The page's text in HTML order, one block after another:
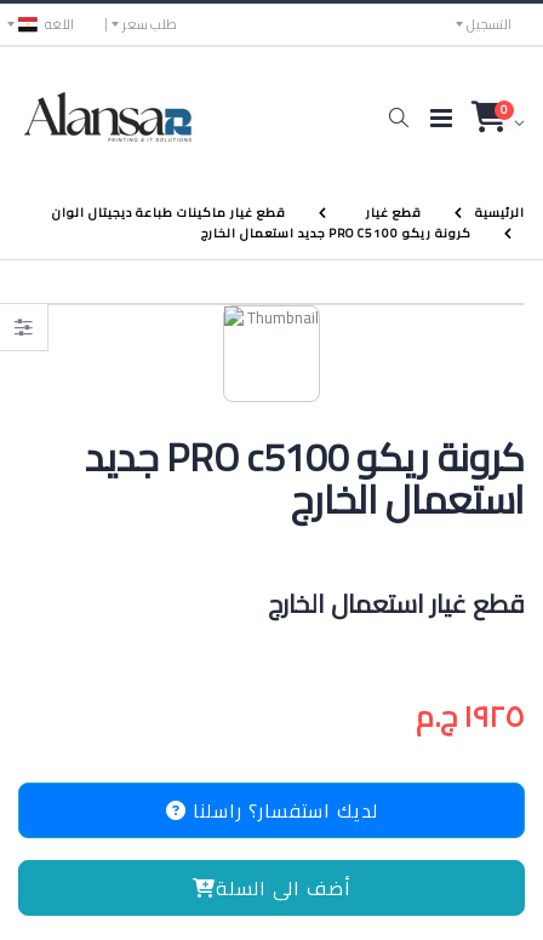
اللغه طلب سعر التسجيل
0
الرئيسية قطع غيار
قطع غيار ماكينات طباعة ديجيتال الوان
كرونة ريكو PRO C5100 جديد استعمال الخارج
كرونة ريكو PRO c5100 جديد
استعمال الخارج
قطع غيار استعمال الخارج
١٩٢٥ ج.م
لديك استفسار؟ راسلنا
أضف الى السلة